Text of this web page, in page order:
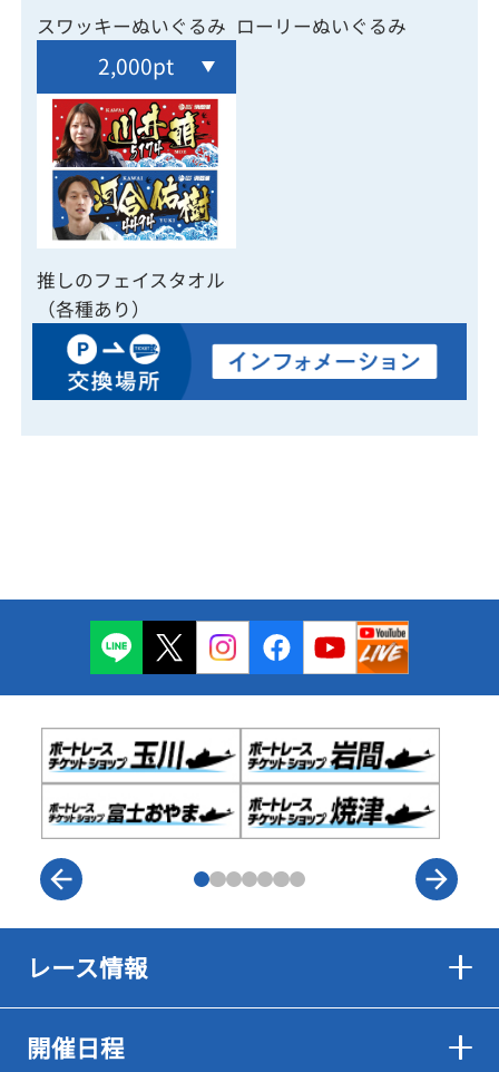
スワッキーぬいぐるみ ローリーぬいぐるみ
2,000pt
推しのフェイスタオル
（各種あり）
レース情報
開催日程